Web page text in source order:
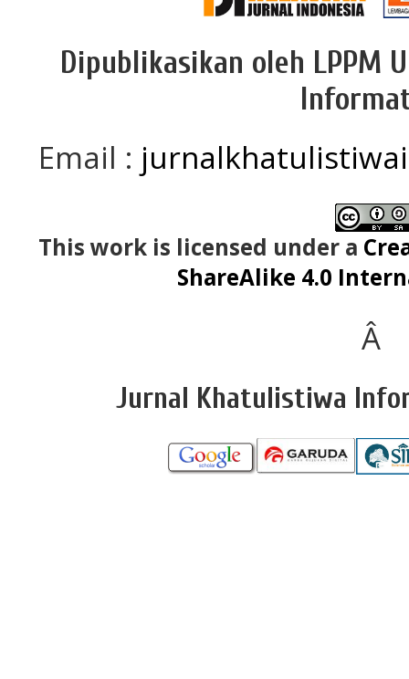
Dipublikasikan oleh LPPM
Email :
This work is licensed under a
ShareAlike 4.0
Â
Jurnal Khatulistiwa